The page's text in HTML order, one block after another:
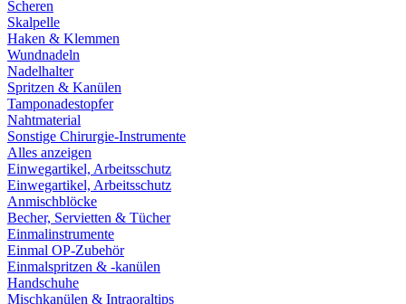
Scheren
Skalpelle
Haken & Klemmen
Wundnadeln
Nadelhalter
Spritzen & Kanülen
Tamponadestopfer
Nahtmaterial
Sonstige Chirurgie-Instrumente
Alles anzeigen
Einwegartikel, Arbeitsschutz
Einwegartikel, Arbeitsschutz
Anmischblöcke
Becher, Servietten & Tücher
Einmalinstrumente
Einmal OP-Zubehör
Einmalspritzen & -kanülen
Handschuhe
Mischkanülen & Intraoraltips